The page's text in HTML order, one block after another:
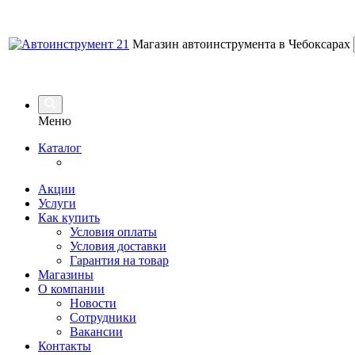
Магазин автоинструмента в Чебоксарах
Меню
Каталог
Акции
Услуги
Как купить
Условия оплаты
Условия доставки
Гарантия на товар
Магазины
О компании
Новости
Сотрудники
Вакансии
Контакты